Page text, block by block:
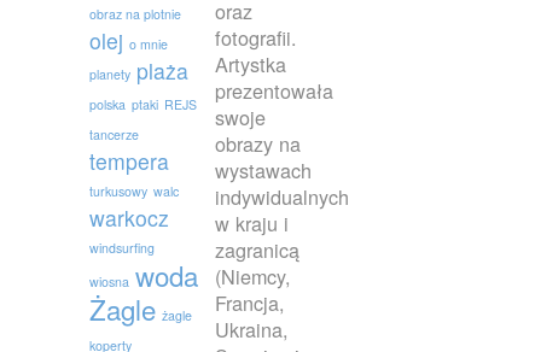
obraz na plotnie
olej o mnie
planety plaża
polska ptaki REJS
tancerze
tempera
turkusowy walc
warkocz
windsurfing
wiosna woda
Żagle żagle
koperty
oraz
fotografii.
Artystka
prezentowała
swoje
obrazy na
wystawach
indywidualnych
w kraju i
zagranicą
(Niemcy,
Francja,
Ukraina,